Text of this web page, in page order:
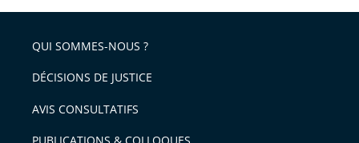
QUI SOMMES-NOUS ?
DÉCISIONS DE JUSTICE
AVIS CONSULTATIFS